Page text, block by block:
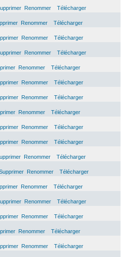
Renommer
Télécharger
Renommer
Télécharger
Renommer
Télécharger
Renommer
Télécharger
Renommer
Télécharger
Renommer
Télécharger
Renommer
Télécharger
Renommer
Télécharger
Renommer
Télécharger
Renommer
Télécharger
Renommer
Télécharger
Renommer
Télécharger
Renommer
Télécharger
Renommer
Télécharger
Renommer
Télécharger
Renommer
Télécharger
Renommer
Télécharger